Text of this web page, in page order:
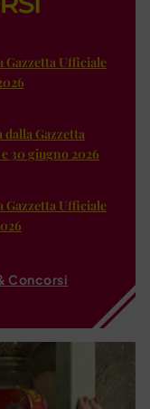
Gazzetta Ufficiale
Gazzetta
30 giugno 2026
Gazzetta Ufficiale
Concorsi